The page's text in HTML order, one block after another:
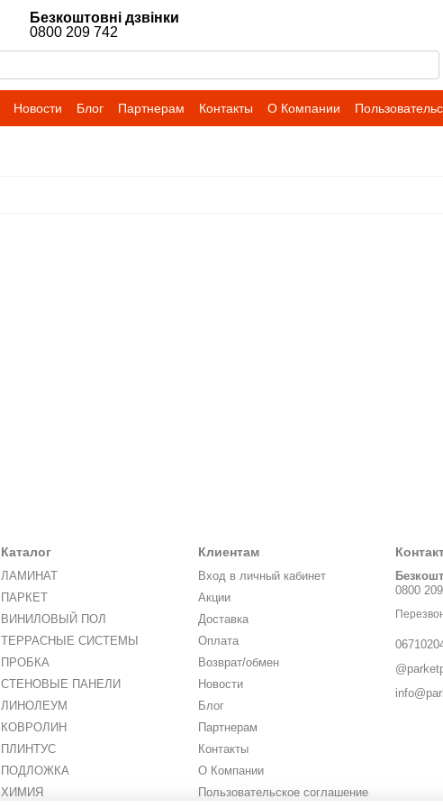
Безкоштовні дзвінки
0800 209 742
Новости Блог Партнерам Контакты О Компании
Каталог
ЛАМИНАТ
ПАРКЕТ
ВИНИЛОВЫЙ ПОЛ
ТЕРРАСНЫЕ СИСТЕМЫ
ПРОБКА
СТЕНОВЫЕ ПАНЕЛИ
ЛИНОЛЕУМ
КОВРОЛИН
ПЛИНТУС
ПОДЛОЖКА
ХИМИЯ
Клиентам
Вход в личный кабинет
Акции
Доставка
Оплата
Возврат/обмен
Новости
Блог
Партнерам
Контакты
О Компании
Пользовательское соглашение
0800